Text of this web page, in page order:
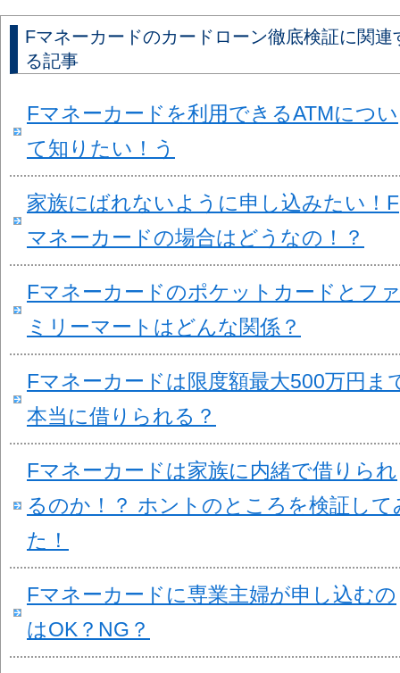
Fマネーカードのカードローン徹底検証に関連
る記事
Fマネーカードを利用できるATMについ
て知りたい！う
家族にばれないように申し込みたい！F
マネーカードの場合はどうなの！？
Fマネーカードのポケットカードとファ
ミリーマートはどんな関係？
Fマネーカードは限度額最大500万円ま
本当に借りられる？
Fマネーカードは家族に内緒で借りられ
るのか！？ ホントのところを検証して
た！
Fマネーカードに専業主婦が申し込むの
はOK？NG？